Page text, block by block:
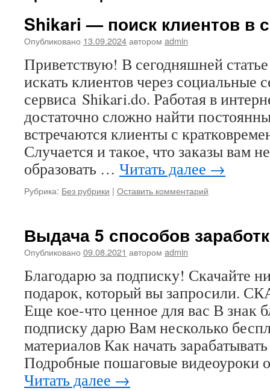
Shikari — поиск клиентов в
Опубликовано 13.09.2024автором admin
Приветствую! В сегодняшней
искать клиентов через социальные
сервиса Shikari.do. Работая в
достаточно сложно найти
встречаются клиенты с
Случается и такое, что заказы вам
образовать … Читать далее →
Рубрика: Без рубрики | Оставить комментарий
Выдача 5 способов
Опубликовано 09.08.2021 автором admin
Благодарю за подписку! Скачайте
подарок, который вы запросили.
Еще кое-что ценное для вас В знак
подписку дарю Вам несколько
материалов Как начать
Подробные пошаговые видеоуроки
Читать далее →